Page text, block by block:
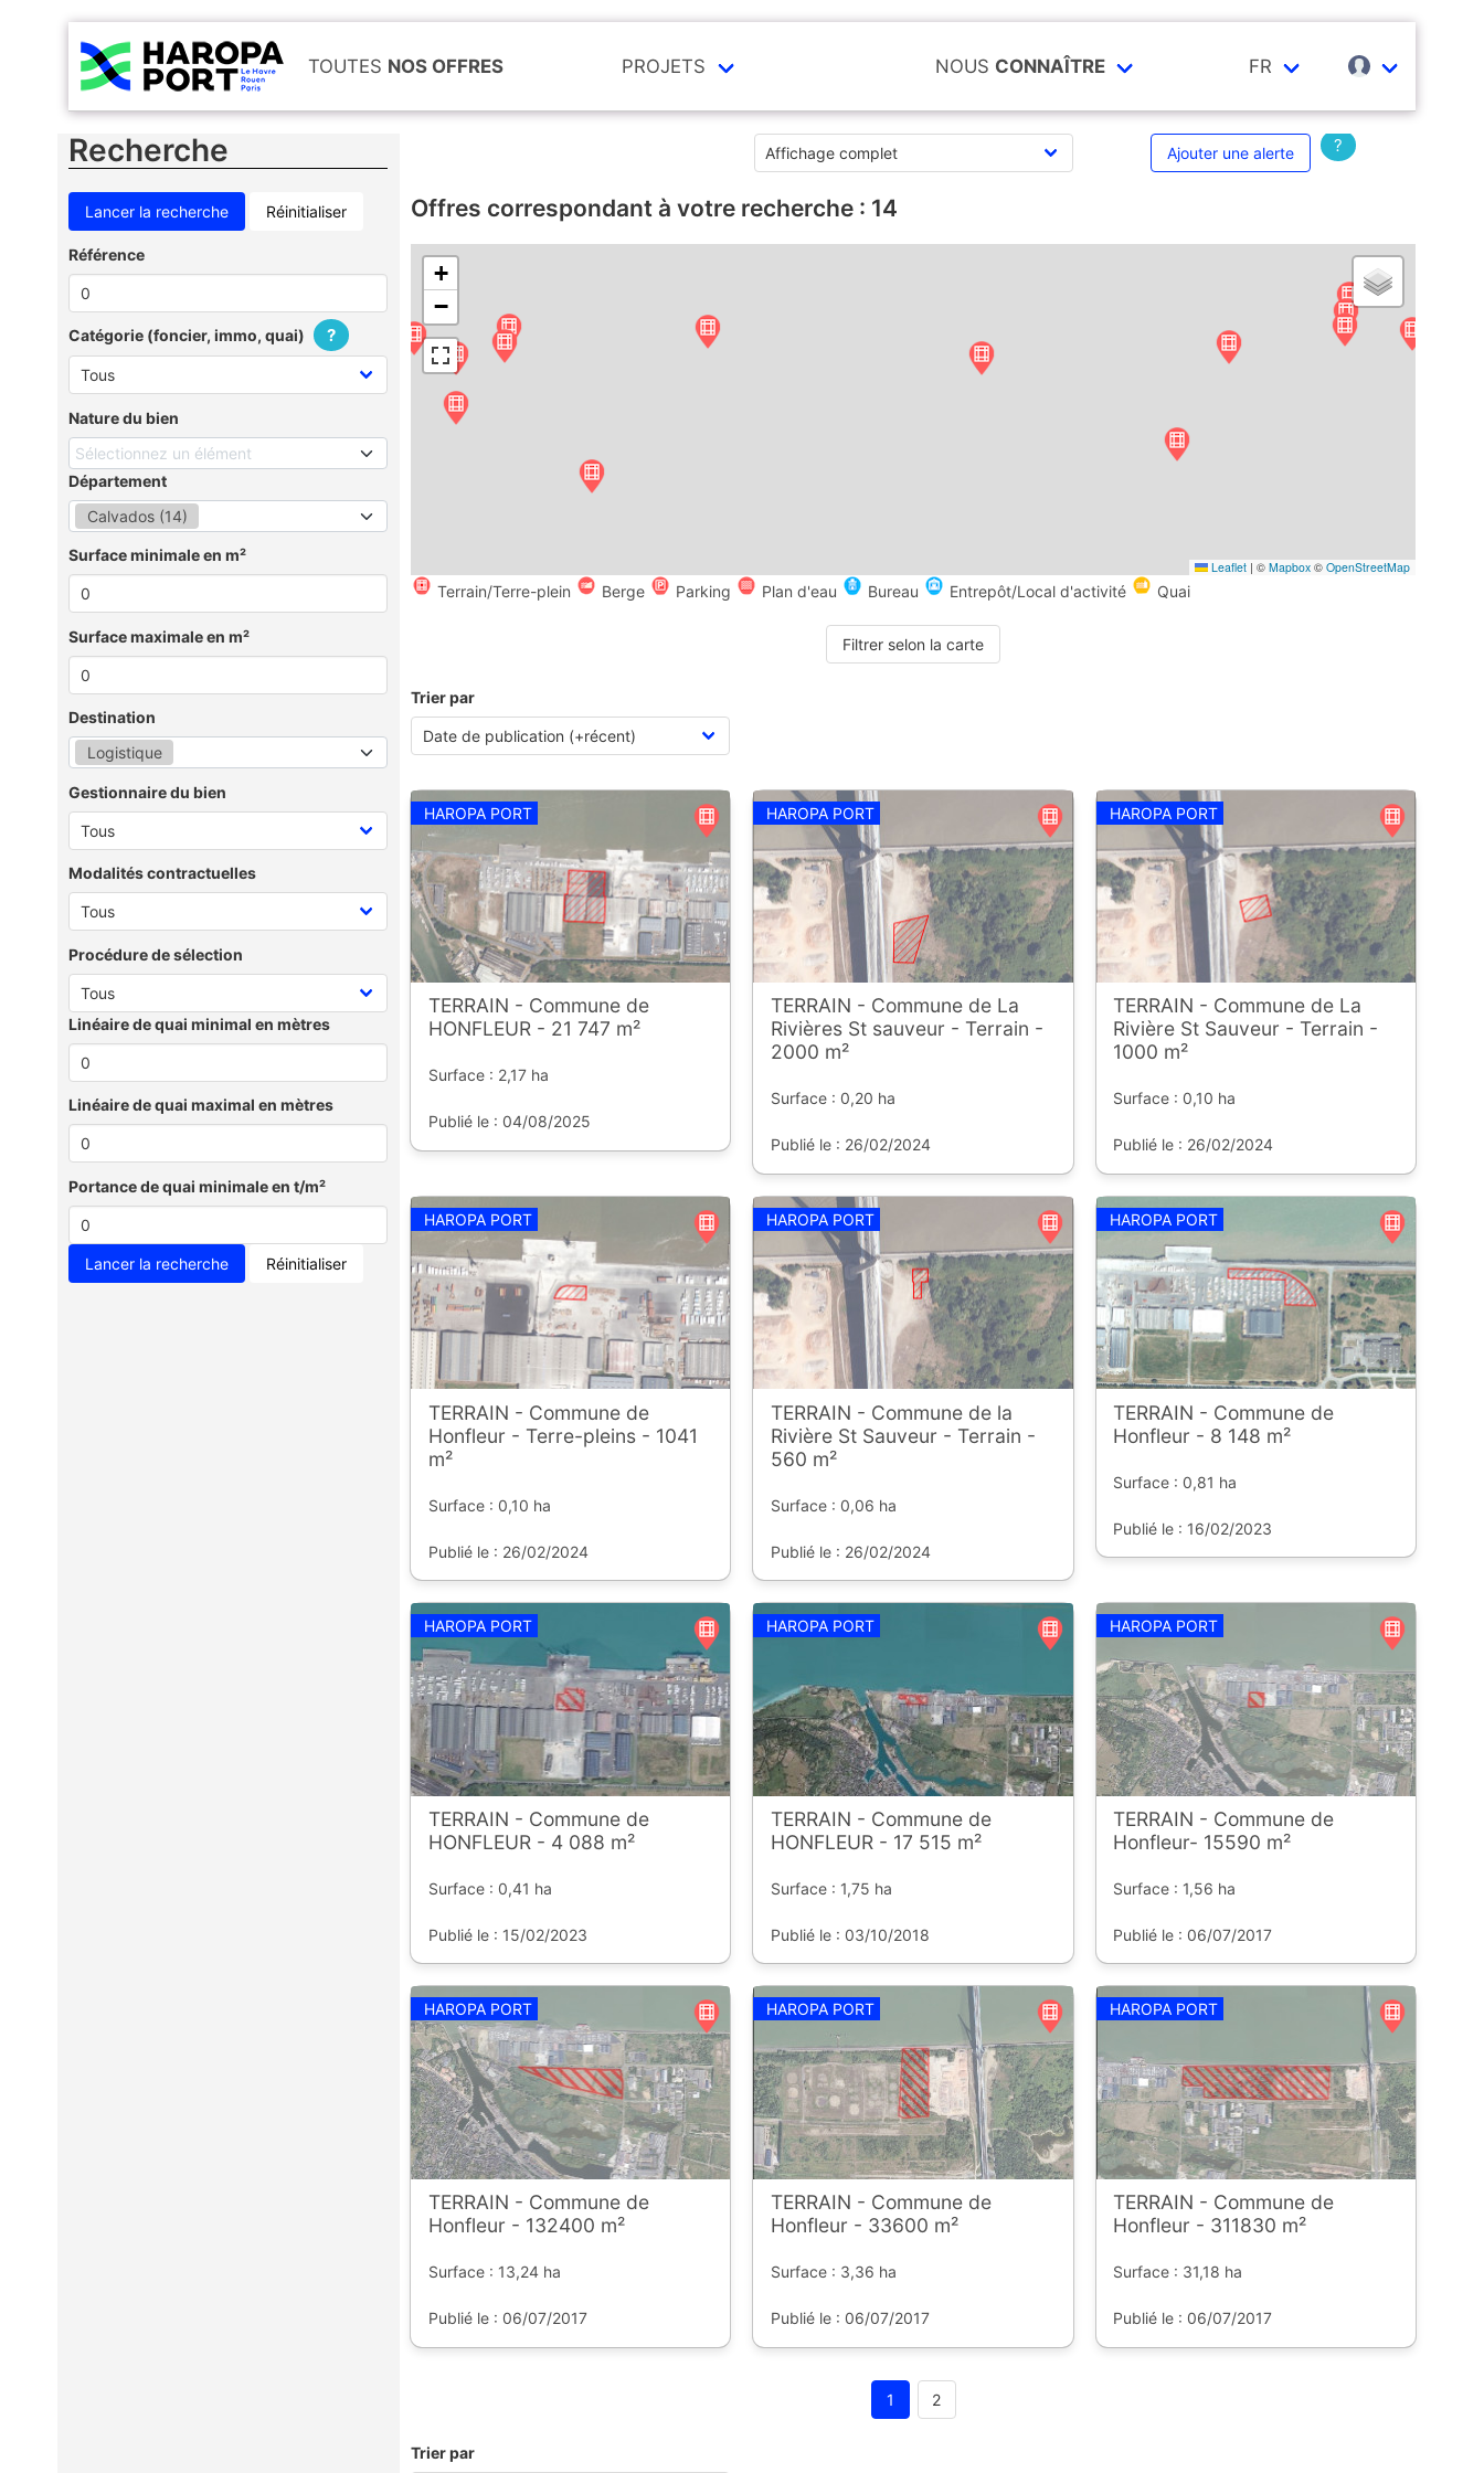
TOUTES NOS OFFRES PROJETS NOUS CONNAÎTRE FR
Recherche
Réinitialiser
Référence
Catégorie (foncier, immo, quai) ?
Nature du bien
Sélectionnez un élément
Département
Calvados (14)
Surface minimale en m²
Surface maximale en m²
Destination
Logistique
Gestionnaire du bien
Modalités contractuelles
Procédure de sélection
Linéaire de quai minimal en mètres
Linéaire de quai maximal en mètres
Portance de quai minimale en t/m²
Réinitialiser
Ajouter une alerte ?
Offres correspondant à votre recherche : 14
+
−
Leaflet | © Mapbox © OpenStreetMap
Terrain/Terre-plein Berge Parking Plan d'eau Bureau Entrepôt/Local d'activité Quai
Filtrer selon la carte
Trier par
HAROPA PORT
TERRAIN - Commune de
HONFLEUR - 21 747 m²
Surface : 2,17 ha
Publié le : 04/08/2025
HAROPA PORT
TERRAIN - Commune de La
Rivières St sauveur - Terrain -
2000 m²
Surface : 0,20 ha
Publié le : 26/02/2024
HAROPA PORT
TERRAIN - Commune de La
Rivière St Sauveur - Terrain -
1000 m²
Surface : 0,10 ha
Publié le : 26/02/2024
HAROPA PORT
TERRAIN - Commune de
Honfleur - Terre-pleins - 1041
m²
Surface : 0,10 ha
Publié le : 26/02/2024
HAROPA PORT
TERRAIN - Commune de la
Rivière St Sauveur - Terrain -
560 m²
Surface : 0,06 ha
Publié le : 26/02/2024
HAROPA PORT
TERRAIN - Commune de
Honfleur - 8 148 m²
Surface : 0,81 ha
Publié le : 16/02/2023
HAROPA PORT
TERRAIN - Commune de
HONFLEUR - 4 088 m²
Surface : 0,41 ha
Publié le : 15/02/2023
HAROPA PORT
TERRAIN - Commune de
HONFLEUR - 17 515 m²
Surface : 1,75 ha
Publié le : 03/10/2018
HAROPA PORT
TERRAIN - Commune de
Honfleur- 15590 m²
Surface : 1,56 ha
Publié le : 06/07/2017
HAROPA PORT
TERRAIN - Commune de
Honfleur - 132400 m²
Surface : 13,24 ha
Publié le : 06/07/2017
HAROPA PORT
TERRAIN - Commune de
Honfleur - 33600 m²
Surface : 3,36 ha
Publié le : 06/07/2017
HAROPA PORT
TERRAIN - Commune de
Honfleur - 311830 m²
Surface : 31,18 ha
Publié le : 06/07/2017
1 2
Trier par